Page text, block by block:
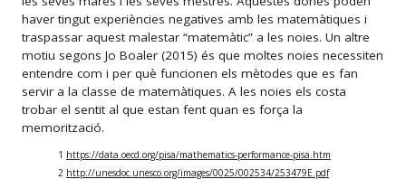
haver tingut experiències negatives amb les matemàtiques i
traspassar aquest malestar “matemàtic” a les noies. Un altre
motiu segons Jo Boaler (2015) és que moltes noies necessiten
entendre com i per què funcionen els mètodes que es fan
servir a la classe de matemàtiques. A les noies els costa
trobar el sentit al que estan fent quan es força la
memorització.
1 https://data.oecd.org/pisa/mathematics-performance-pisa.htm
2 http://unesdoc.unesco.org/images/0025/002534/253479E.pdf